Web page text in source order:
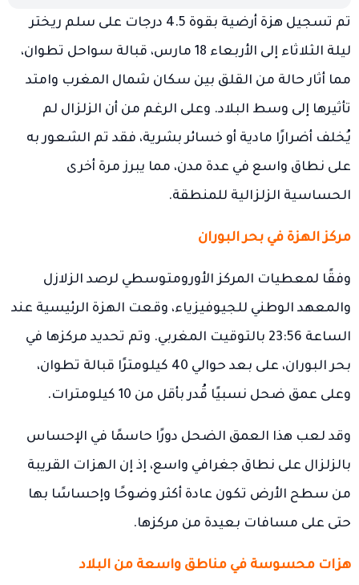
تم تسجيل هزة أرضية بقوة 4.5 درجات على سلم ريختر
ليلة الثلاثاء إلى الأربعاء 18 مارس، قبالة سواحل تطوان،
مما أثار حالة من القلق بين سكان شمال المغرب وامتد
تأثيرها إلى وسط البلاد. وعلى الرغم من أن الزلزال لم
يُخلف أضرارًا مادية أو خسائر بشرية، فقد تم الشعور به
على نطاق واسع في عدة مدن، مما يبرز مرة أخرى
الحساسية الزلزالية للمنطقة.
مركز الهزة في بحر البوران
وفقًا لمعطيات المركز الأورومتوسطي لرصد الزلازل
والمعهد الوطني للجيوفيزياء، وقعت الهزة الرئيسية عند
الساعة 23:56 بالتوقيت المغربي. وتم تحديد مركزها في
بحر البوران، على بعد حوالي 40 كيلومترًا قبالة تطوان،
وعلى عمق ضحل نسبيًا قُدر بأقل من 10 كيلومترات.
وقد لعب هذا العمق الضحل دورًا حاسمًا في الإحساس
بالزلزال على نطاق جغرافي واسع، إذ إن الهزات القريبة
من سطح الأرض تكون عادة أكثر وضوحًا وإحساسًا بها
حتى على مسافات بعيدة من مركزها.
هزات محسوسة في مناطق واسعة من البلاد